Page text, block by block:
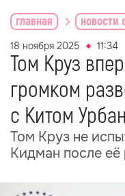
главная новости
18 ноября 2025 11:34
Том Круз
громком
с Китом
Том Круз не
Кидман после